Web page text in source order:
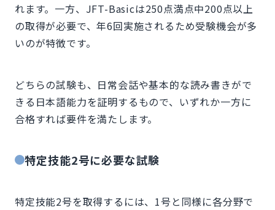
れます。一方、JFT-Basicは250点満点中200点以上
の取得が必要で、年6回実施されるため受験機会が多
いのが特徴です。
どちらの試験も、日常会話や基本的な読み書きがで
きる日本語能力を証明するもので、いずれか一方に
合格すれば要件を満たします。
特定技能2号に必要な試験
特定技能2号を取得するには、1号と同様に各分野で